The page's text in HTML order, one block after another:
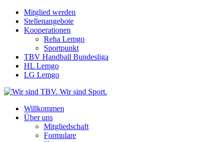
Mitglied werden
Stellenangebote
Kooperationen
Reha Lemgo
Sportpunkt
TBV Handball Bundesliga
HL Lemgo
LG Lemgo
Willkommen
Über uns
Mitgliedschaft
Formulare